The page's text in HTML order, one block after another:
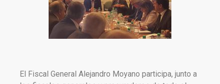
El Fiscal General Alejandro Moyano participa, junto a